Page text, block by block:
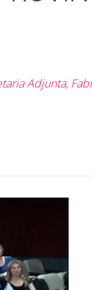
Adjunta,